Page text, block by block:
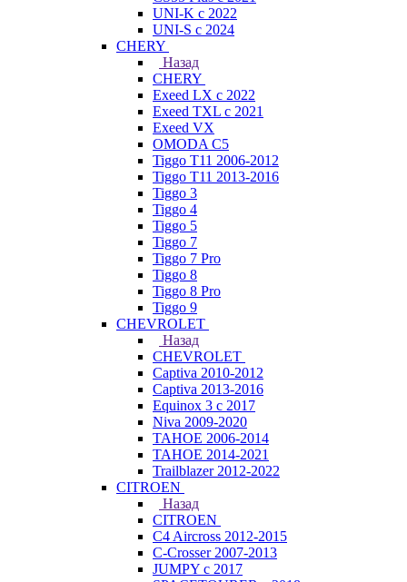
UNI-K с 2022
UNI-S с 2024
CHERY
Назад
CHERY
Exeed LX с 2022
Exeed TXL с 2021
Exeed VX
OMODA C5
Tiggo T11 2006-2012
Tiggo T11 2013-2016
Tiggo 3
Tiggo 4
Tiggo 5
Tiggo 7
Tiggo 7 Pro
Tiggo 8
Tiggo 8 Pro
Tiggo 9
CHEVROLET
Назад
CHEVROLET
Captiva 2010-2012
Captiva 2013-2016
Equinox 3 с 2017
Niva 2009-2020
TAHOE 2006-2014
TAHOE 2014-2021
Trailblazer 2012-2022
CITROEN
Назад
CITROEN
C4 Aircross 2012-2015
C-Crosser 2007-2013
JUMPY с 2017